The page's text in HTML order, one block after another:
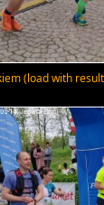
(load with